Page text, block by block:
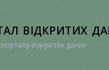
відкритих
відкритих даних